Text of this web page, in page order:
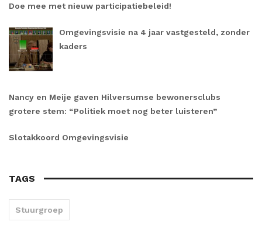
Doe mee met nieuw participatiebeleid!
Omgevingsvisie na 4 jaar vastgesteld, zonder
kaders
Nancy en Meije gaven Hilversumse bewonersclubs
grotere stem: “Politiek moet nog beter luisteren”
Slotakkoord Omgevingsvisie
TAGS
Stuurgroep